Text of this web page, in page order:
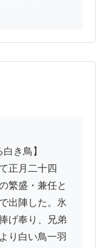
正月二十四
繁盛・兼任と
出陣した。氷
げ奉り、兄弟
り白い鳥一羽